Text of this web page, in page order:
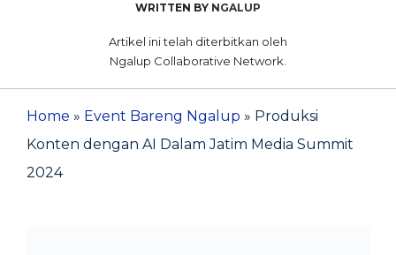
WRITTEN BY NGALUP
Artikel ini telah diterbitkan oleh
Ngalup Collaborative Network.
Home » Event Bareng Ngalup » Produksi
Konten dengan AI Dalam Jatim Media Summit
2024